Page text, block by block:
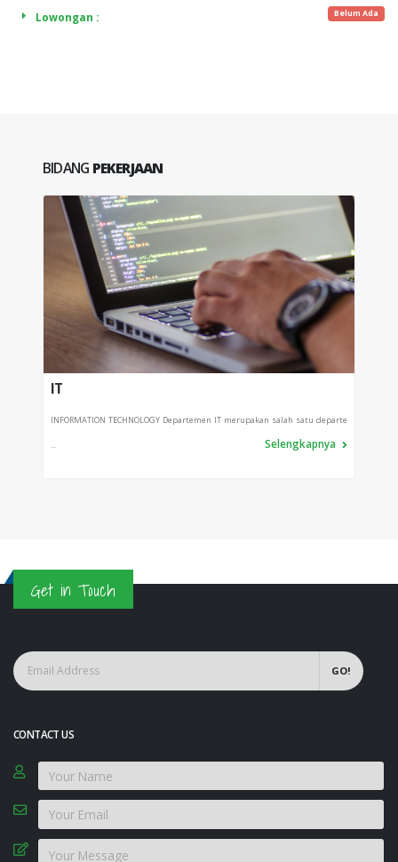
Lowongan : Belum Ada
BIDANG PEKERJAAN
IT
INFORMATION TECHNOLOGY Departemen IT merupakan salah satu departe
... Selengkapnya
Get in Touch
GO!
CONTACT US